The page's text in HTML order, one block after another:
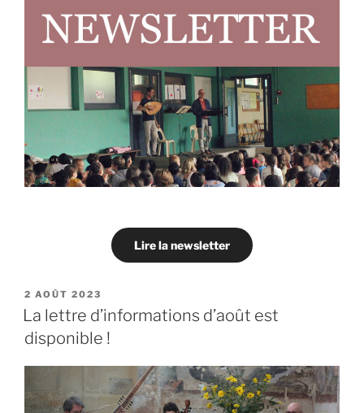
Lire la newsletter
PUBLIÉ
LE
2 AOÛT 2023
La lettre d’informations d’août est
disponible !